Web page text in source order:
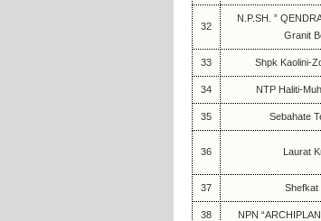
32
N.P.SH. ”
Granit
33 Shpk Kaolini-
34 NTP Haliti-
35 Sebahate
36 Laurat
37 Shefkat
38 NPN